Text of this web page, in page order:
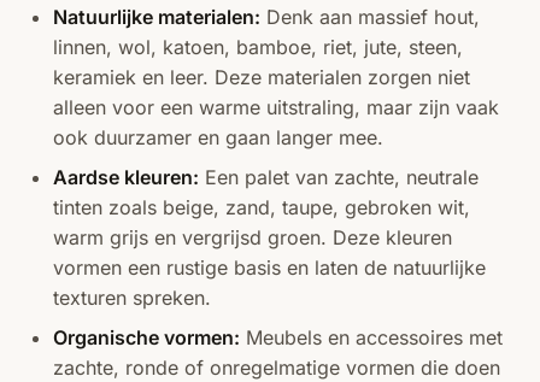
Natuurlijke materialen: Denk aan massief hout,
linnen, wol, katoen, bamboe, riet, jute, steen,
keramiek en leer. Deze materialen zorgen niet
alleen voor een warme uitstraling, maar zijn vaak
ook duurzamer en gaan langer mee.
Aardse kleuren: Een palet van zachte, neutrale
tinten zoals beige, zand, taupe, gebroken wit,
warm grijs en vergrijsd groen. Deze kleuren
vormen een rustige basis en laten de natuurlijke
texturen spreken.
Organische vormen: Meubels en accessoires met
zachte, ronde of onregelmatige vormen die doen